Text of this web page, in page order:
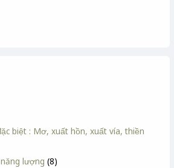
biệt : Mơ, xuất hồn, xuất vía, thiền
lượng (8)